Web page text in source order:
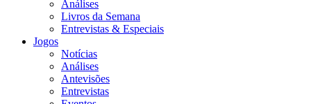
Análises
Livros da Semana
Entrevistas & Especiais
Jogos
Notícias
Análises
Antevisões
Entrevistas